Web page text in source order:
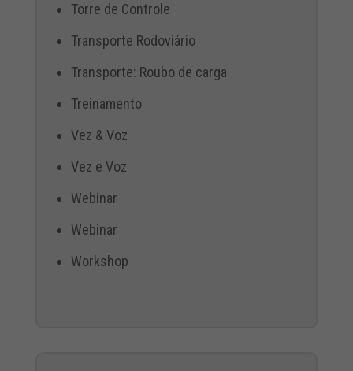
Torre de Controle
Transporte Rodoviário
Transporte: Roubo de carga
Treinamento
Vez & Voz
Vez e Voz
Webinar
Webinar
Workshop